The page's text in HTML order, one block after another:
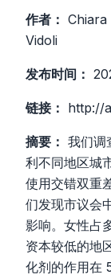
作者：
Vidoli
发布时间：
链接： http://
摘要： 我们调
利不同地区城
使用交错双重
们发现市议会
影响。女性占
资本较低的地
化剂的作用在